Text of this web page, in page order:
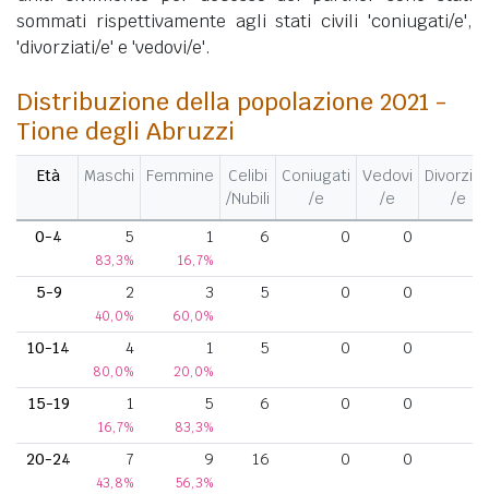
sommati rispettivamente agli stati civili 'coniugati/e',
'divorziati/e' e 'vedovi/e'.
Distribuzione della popolazione 2021 -
Tione degli Abruzzi
Età Maschi Femmine
Celibi
/Nubili
Coniugati
/e
Vedovi
/e
/e
0-4
5
83,3%
1
16,7%
6 0 0
5-9 2
40,0%
3
60,0%
5 0 0
10-14 4
80,0%
1
20,0%
5 0 0
15-19 1
16,7%
5
83,3%
6 0 0
20-24 7
43,8%
9
56,3%
16 0 0